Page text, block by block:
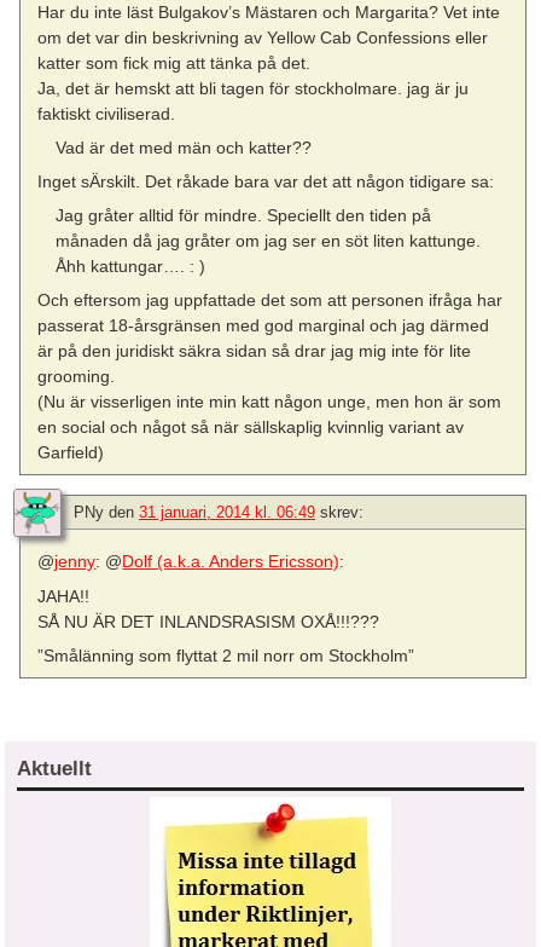
Har du inte läst Bulgakov’s Mästaren och Margarita? Vet inte
om det var din beskrivning av Yellow Cab Confessions eller
katter som fick mig att tänka på det.
Ja, det är hemskt att bli tagen för stockholmare. jag är ju
faktiskt civiliserad.
Vad är det med män och katter??
Inget sÄrskilt. Det råkade bara var det att någon tidigare sa:
Jag gråter alltid för mindre. Speciellt den tiden på
månaden då jag gråter om jag ser en söt liten kattunge.
Åhh kattungar…. : )
Och eftersom jag uppfattade det som att personen ifråga har
passerat 18-årsgränsen med god marginal och jag därmed
är på den juridiskt säkra sidan så drar jag mig inte för lite
grooming.
(Nu är visserligen inte min katt någon unge, men hon är som
en social och något så när sällskaplig kvinnlig variant av
Garfield)
PNy den 31 januari, 2014 kl. 06:49 skrev:
@jenny: @Dolf (a.k.a. Anders Ericsson):
JAHA!!
SÅ NU ÄR DET INLANDSRASISM OXÅ!!!???
”Smålänning som flyttat 2 mil norr om Stockholm”
Aktuellt